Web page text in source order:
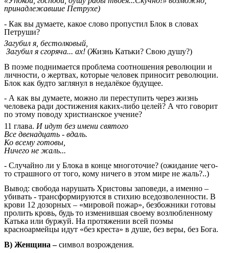
принадлежавшие Петрухе)
- Как вы думаете, какое слово пропустил Блок в словах
Петруши?
Загубил я, бестолковый,
Загубил я сгоряча... ах! (Жизнь Катьки? Свою душу?)
В поэме поднимается проблема соотношения революции и
личности, о жертвах, которые человек приносит революции.
Блок как будто заглянул в недалёкое будущее.
- А как вы думаете, можно ли переступить через жизнь
человека ради достижения каких-либо целей? А что говорит
по этому поводу христианское учение?
11 глава. И идут без имени святого
Все двенадцать - вдаль.
Ко всему готовы,
Ничего не жаль...
- Случайно ли у Блока в конце многоточие? (ожидание чего-
то страшного от того, кому ничего в этом мире не жаль?..)
Вывод: свобода нарушать Христовы заповеди, а именно –
убивать - трансформируются в стихию вседозволенности. В
крови 12 дозорных – «мировой пожар», безбожники готовы
пролить кровь, будь то изменившая своему возлюбленному
Катька или буржуй. На протяжении всей поэмы
красноармейцы идут «без креста» в душе, без веры, без Бога.
В) Женщина –символ возрождения.